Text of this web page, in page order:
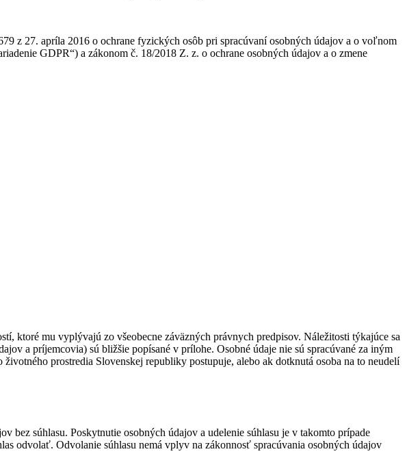
z 27. apríla 2016 o ochrane fyzických osôb pri spracúvaní osobných údajov a o voľnom
GDPR“) a zákonom č. 18/2018 Z. z. o ochrane osobných údajov a o zmene
ktoré mu vyplývajú zo všeobecne záväzných právnych predpisov. Náležitosti týkajúce sa
a príjemcovia) sú bližšie popísané v prílohe. Osobné údaje nie sú spracúvané za iným
prostredia Slovenskej republiky postupuje, alebo ak dotknutá osoba na to neudelí
bez súhlasu. Poskytnutie osobných údajov a udelenie súhlasu je v takomto prípade
odvolať. Odvolanie súhlasu nemá vplyv na zákonnosť spracúvania osobných údajov